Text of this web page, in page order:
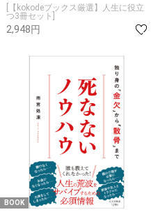
[【kokodeブックス厳選】人生に役立
つ3冊セット]
2,948円
BOOK